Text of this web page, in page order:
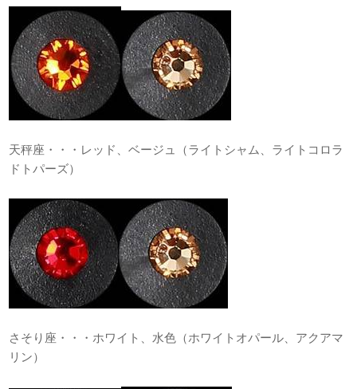
天秤座・・・レッド、ベージュ（ライトシャム、ライトコロラ
ドトパーズ）
さそり座・・・ホワイト、水色（ホワイトオパール、アクアマ
リン）